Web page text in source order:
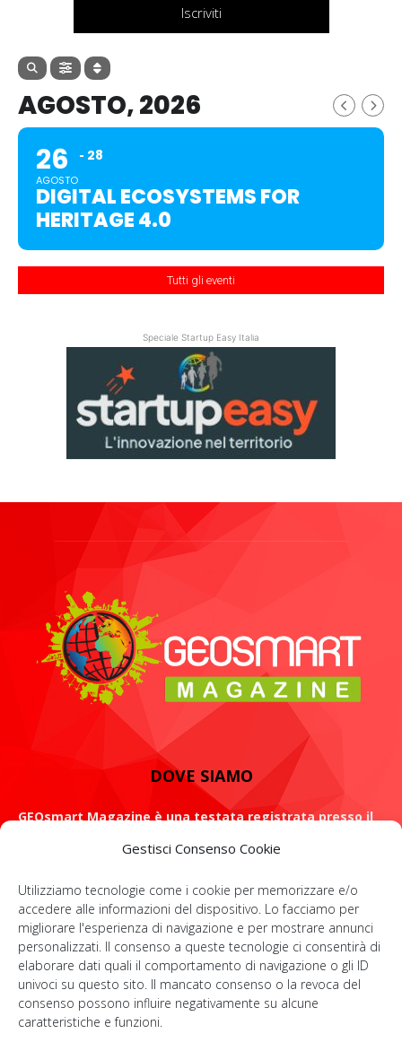
Gestisci Consenso Cookie
Utilizziamo tecnologie come i cookie per memorizzare e/o
accedere alle informazioni del dispositivo. Lo facciamo per
migliorare l'esperienza di navigazione e per mostrare annunci
personalizzati. Il consenso a queste tecnologie ci consentirà di
elaborare dati quali il comportamento di navigazione o gli ID
univoci su questo sito. Il mancato consenso o la revoca del
consenso possono influire negativamente su alcune
caratteristiche e funzioni.
Iscriviti
AGOSTO, 2026
26
AGOSTO
28
DIGITAL ECOSYSTEMS FOR
HERITAGE 4.0
Tutti gli eventi
Speciale Startup Easy Italia
DOVE SIAMO
GEOsmart Magazine è una testata registrata presso il
ROMA: Via Casilina 98, 00182
Contattaci:info@geosmartmagazine.it
SOCIAL